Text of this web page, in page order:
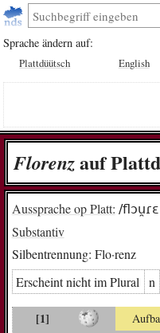
Sprache ändern auf:
Plattdüütsch English
Flo­renzauf
Aussprache op Platt: /
Substantiv
Silbentrennung: Flo·renz
Erscheint nicht im Plural
n
[1]